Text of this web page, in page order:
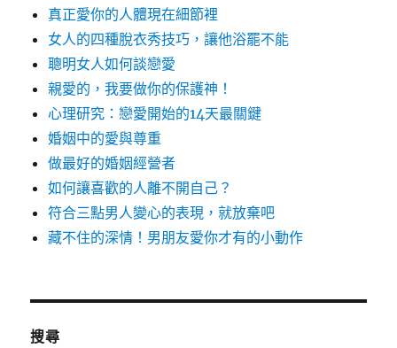
真正愛你的人體現在細節裡
女人的四種脫衣秀技巧，讓他浴罷不能
聰明女人如何談戀愛
親愛的，我要做你的保護神！
心理研究：戀愛開始的14天最關鍵
婚姻中的愛與尊重
做最好的婚姻經營者
如何讓喜歡的人離不開自己？
符合三點男人變心的表現，就放棄吧
藏不住的深情！男朋友愛你才有的小動作
搜尋